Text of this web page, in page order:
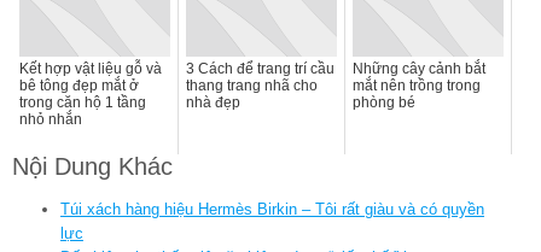
Kết hợp vật liệu gỗ và
bê tông đẹp mắt ở
trong căn hộ 1 tầng
nhỏ nhắn
3 Cách để trang trí cầu
thang trang nhã cho
nhà đẹp
Những cây cảnh bắt
mắt nên trồng trong
phòng bé
Nội Dung Khác
Túi xách hàng hiệu Hermès Birkin – Tôi rất giàu và có quyền
lực